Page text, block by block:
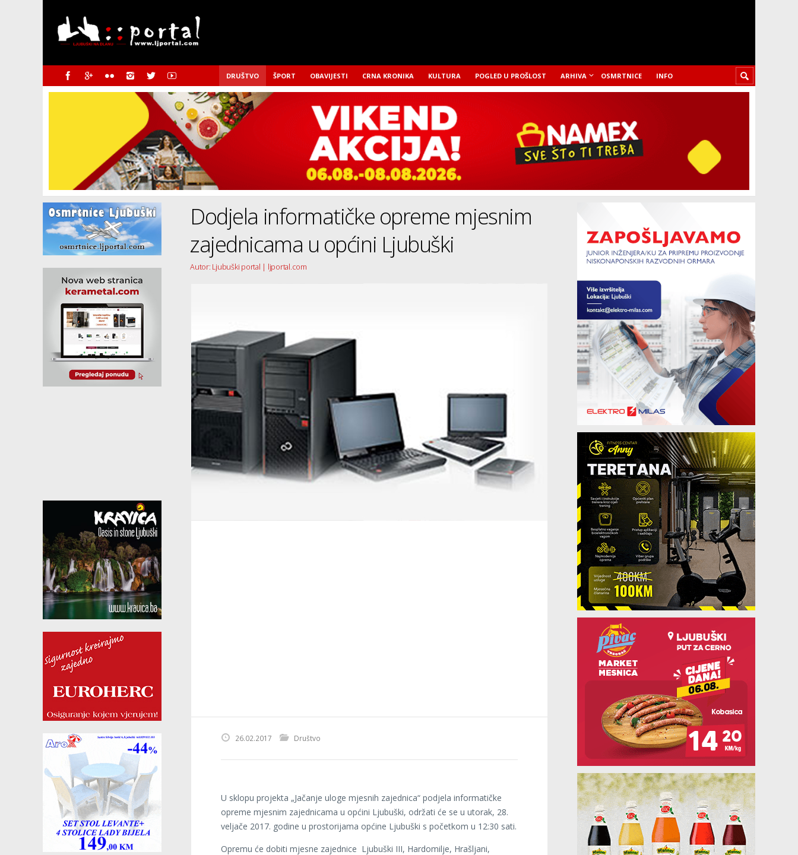
DRUŠTVO ŠPORT OBAVIJESTI CRNA KRONIKA KULTURA POGLED U PROŠLOST ARHIVA OSMRTNICE INFO
Dodjela informatičke opreme mjesnim
zajednicama u općini Ljubuški
Autor: Ljubuški portal | ljportal.com
26.02.2017 Društvo
U sklopu projekta „Jačanje uloge mjesnih zajednica“ podjela informatičke
opreme mjesnim zajednicama u općini Ljubuški, održati će se u utorak, 28.
veljače 2017. godine u prostorijama općine Ljubuški s početkom u 12:30 sati.
Opremu će dobiti mjesne zajednice Ljubuški III, Hardomilje, Hrašljani,